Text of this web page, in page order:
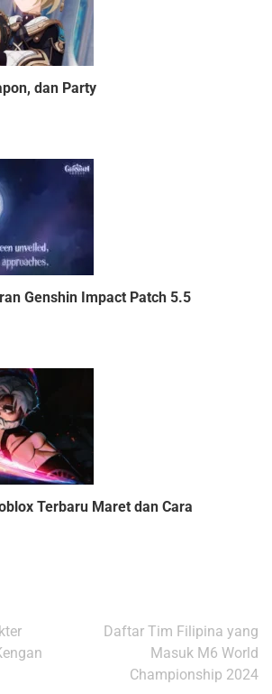
dan Party
Genshin Impact Patch 5.5
Terbaru Maret dan Cara
Daftar Tim Filipina yang
Masuk M6 World
Championship 2024